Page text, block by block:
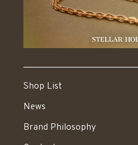
Shop List
News
Brand Philosophy